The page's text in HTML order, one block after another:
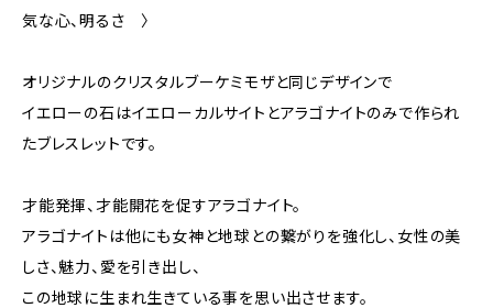
気な心、明るさ 〉
オリジナルのクリスタルブーケミモザと同じデザインで
イエローの石はイエローカルサイトとアラゴナイトのみで作られ
たブレスレットです。
才能発揮、才能開花を促すアラゴナイト。
アラゴナイトは他にも女神と地球との繋がりを強化し、女性の美
しさ、魅力、愛を引き出し、
この地球に生まれ生きている事を思い出させます。